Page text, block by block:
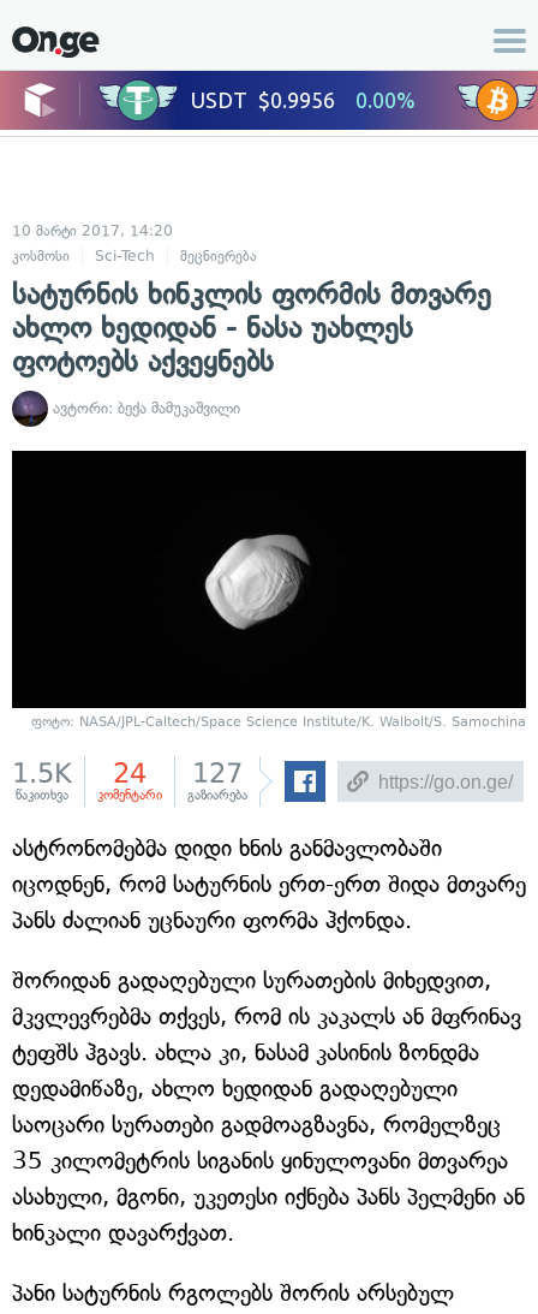
10 მარტი 2017, 14:20
კოსმოსი
Sci-Tech მეცნიერება
სატურნის ხინკლის ფორმის მთვარე
ახლო ხედიდან - ნასა უახლეს
ფოტოებს აქვეყნებს
ავტორი: ბექა მამუკაშვილი
ფოტო: NASA/JPL-Caltech/Space Science Institute/K. Walbolt/S. Samochina
1.5K
წაკითხვა
24
კომენტარი
127
გაზიარება
ასტრონომებმა დიდი ხნის განმავლობაში
იცოდნენ, რომ სატურნის ერთ-ერთ შიდა მთვარე
პანს ძალიან უცნაური ფორმა ჰქონდა.
შორიდან გადაღებული სურათების მიხედვით,
მკვლევრებმა თქვეს, რომ ის კაკალს ან მფრინავ
ტეფშს ჰგავს. ახლა კი, ნასამ კასინის ზონდმა
დედამიწაზე, ახლო ხედიდან გადაღებული
საოცარი სურათები გადმოაგზავნა, რომელზეც
35 კილომეტრის სიგანის ყინულოვანი მთვარეა
ასახული, მგონი, უკეთესი იქნება პანს პელმენი ან
ხინკალი დავარქვათ.
პანი სატურნის რგოლებს შორის არსებულ